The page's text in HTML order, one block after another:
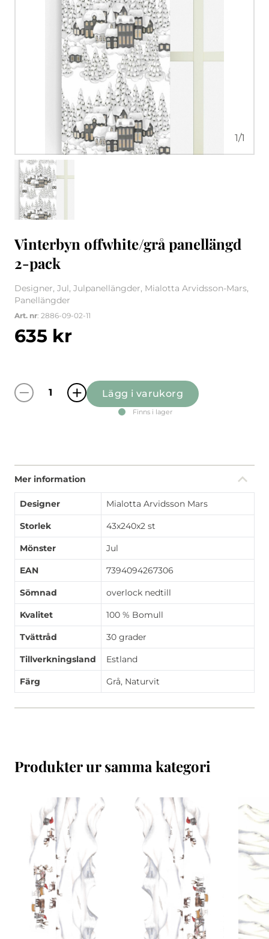
1/1
Vinterbyn offwhite/grå panellängd
2-pack
Designer, Jul, Julpanellängder, Mialotta Arvidsson-Mars,
Panellängder
Art. nr: 2886-09-02-11
635 kr
Vinterbyn offwhite/grå panellängd 2-pack
Lägg i varukorg
Finns i lager
Mer information
Designer Mialotta Arvidsson Mars
Storlek 43x240x2 st
Mönster Jul
EAN 7394094267306
Sömnad overlock nedtill
Kvalitet 100 % Bomull
Tvättråd 30 grader
Tillverkningsland Estland
Färg Grå, Naturvit
Produkter ur samma kategori